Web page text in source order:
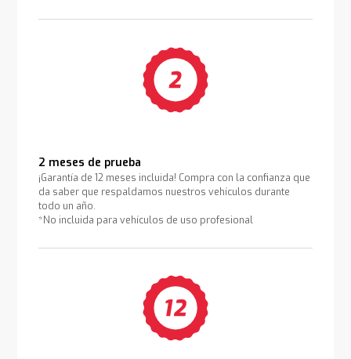
2 meses de prueba
¡Garantía de 12 meses incluida! Compra con la confianza que
da saber que respaldamos nuestros vehículos durante
todo un año.
*No incluida para vehículos de uso profesional